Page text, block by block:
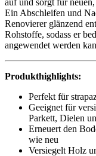
Ein Abschleifen und
Renovierer glänzend
Rohstoffe, sodass er
angewendet werden
Produkthighlights:
Perfekt für
Geeignet für
Parkett, Dielen
Erneuert den
wie neu
Versiegelt Holz